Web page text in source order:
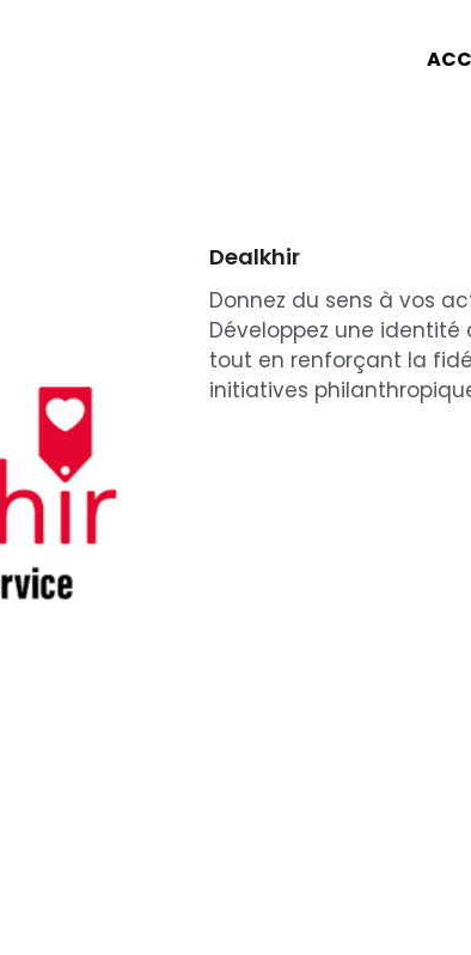
ACCUEIL A
Dealkhir
Donnez du sens à vos
Développez une
tout en renforçant la
initiatives